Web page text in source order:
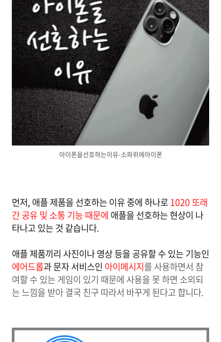
아이폰을선호하는이유-소파위에아이폰
먼저, 애플 제품을 선호하는 이유 중에 하나로1020 또래
간 공유 및 소통 기능 때문에 애플을 선호하는 현상이 나
타나고 있는 것 같습니다.
애플 제품끼리 사진이나 영상 등을 공유할 수 있는 기능인
에어드롭과 문자 서비스인 아이메시지를 사용하면서 참
여할 수 있는 게임이 있기 때문에 사용을 못 하면 소외되
는 느낌을 받아 결국 친구 따라서 바꾸게 된다고 합니다.